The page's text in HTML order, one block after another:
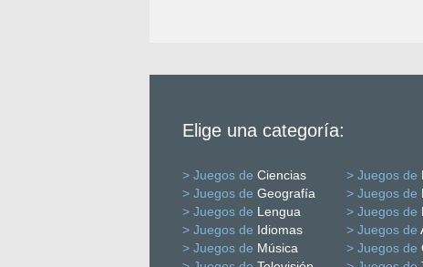
Elige una categoría:
> Juegos de Ciencias > Juegos de
> Juegos de Geografía > Juegos de
> Juegos de Lengua > Juegos de
> Juegos de Idiomas > Juegos de
> Juegos de Música > Juegos de